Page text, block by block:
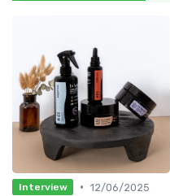
Interview • 12/06/2025